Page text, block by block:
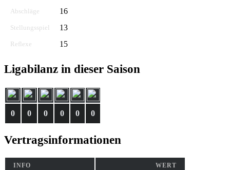
Abschläge 16
Stellungsspiel 13
Reflexe 15
Ligabilanz in dieser Saison
0 0 0 0 0 0
Vertragsinformationen
INFO WERT